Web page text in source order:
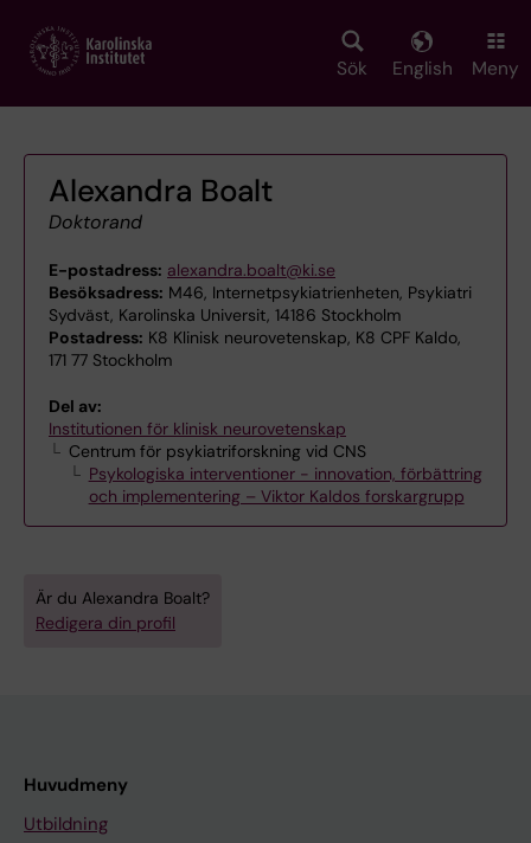
main
Sök English Meny
Alexandra Boalt
Doktorand
E-postadress: alexandra.boalt@ki.se
Besöksadress: M46, Internetpsykiatrienheten, Psykiatri
Sydväst, Karolinska Universit, 14186 Stockholm
Postadress: K8 Klinisk neurovetenskap, K8 CPF Kaldo,
171 77 Stockholm
Del av:
Institutionen för klinisk neurovetenskap
Centrum för psykiatriforskning vid CNS
Psykologiska interventioner - innovation, förbättring
och implementering – Viktor Kaldos forskargrupp
Är du Alexandra Boalt?
Redigera din profil
Huvudmeny
Utbildning